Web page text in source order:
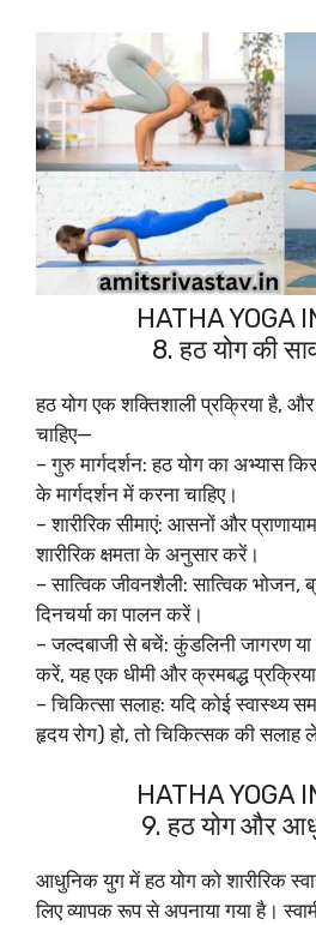
HATHA YOGA
8. हठ योग की
हठ योग एक शक्तिशाली प्रक्रिया है,
चाहिए—
– गुरु मार्गदर्शन: हठ योग का अभ्यास
के मार्गदर्शन में करना चाहिए।
– शारीरिक सीमाएं: आसनों और
शारीरिक क्षमता के अनुसार करें।
– सात्विक जीवनशैली: सात्विक भोजन,
दिनचर्या का पालन करें।
– जल्दबाजी से बचें: कुंडलिनी जागरण या
करें, यह एक धीमी और क्रमबद्ध
– चिकित्सा सलाह: यदि कोई स्वास्थ्य
हृदय रोग) हो, तो चिकित्सक की सलाह
HATHA YOGA
9. हठ योग और
आधुनिक युग में हठ योग को शारीरिक
लिए व्यापक रूप से अपनाया गया है।